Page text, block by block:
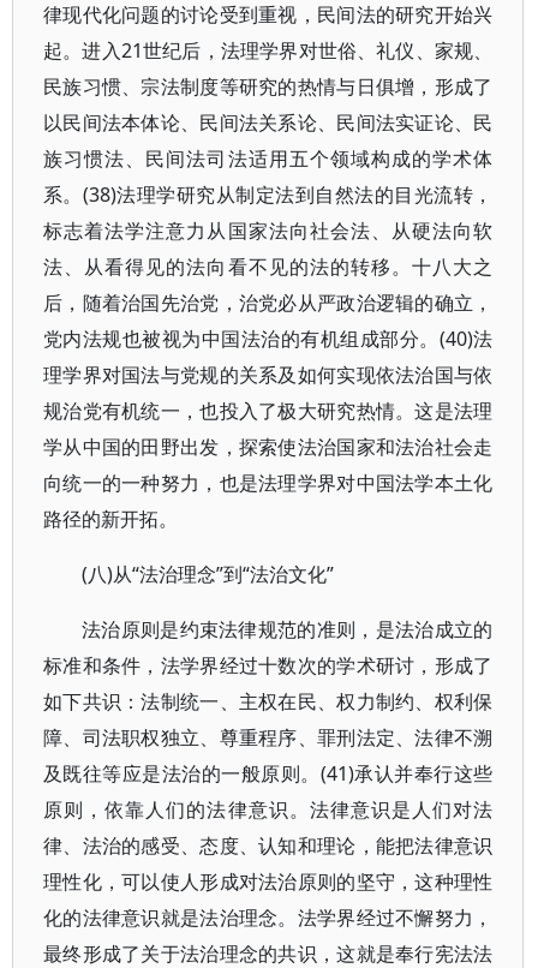
律现代化问题的讨论受到重视，民间法的研究开始兴
起。进入21世纪后，法理学界对世俗、礼仪、家规、
民族习惯、宗法制度等研究的热情与日俱增，形成了
以民间法本体论、民间法关系论、民间法实证论、民
族习惯法、民间法司法适用五个领域构成的学术体
系。(38)法理学研究从制定法到自然法的目光流转，
标志着法学注意力从国家法向社会法、从硬法向软
法、从看得见的法向看不见的法的转移。十八大之
后，随着治国先治党，治党必从严政治逻辑的确立，
党内法规也被视为中国法治的有机组成部分。(40)法
理学界对国法与党规的关系及如何实现依法治国与依
规治党有机统一，也投入了极大研究热情。这是法理
学从中国的田野出发，探索使法治国家和法治社会走
向统一的一种努力，也是法理学界对中国法学本土化
路径的新开拓。
(八)从“法治理念”到“法治文化”
法治原则是约束法律规范的准则，是法治成立的
标准和条件，法学界经过十数次的学术研讨，形成了
如下共识：法制统一、主权在民、权力制约、权利保
障、司法职权独立、尊重程序、罪刑法定、法律不溯
及既往等应是法治的一般原则。(41)承认并奉行这些
原则，依靠人们的法律意识。法律意识是人们对法
律、法治的感受、态度、认知和理论，能把法律意识
理性化，可以使人形成对法治原则的坚守，这种理性
化的法律意识就是法治理念。法学界经过不懈努力，
最终形成了关于法治理念的共识，这就是奉行宪法法